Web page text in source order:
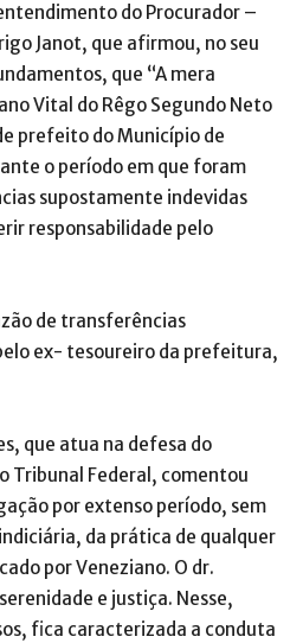
do Procurador –
Janot, que afirmou, no seu
que “A mera
Vital do Rêgo Segundo Neto
prefeito do Município de
o período em que foram
supostamente indevidas
responsabilidade pelo
de transferências
ex- tesoureiro da prefeitura,
que atua na defesa do
Tribunal Federal, comentou
por extenso período, sem
da prática de qualquer
por Veneziano. O dr.
e justiça. Nesse,
fica caracterizada a conduta